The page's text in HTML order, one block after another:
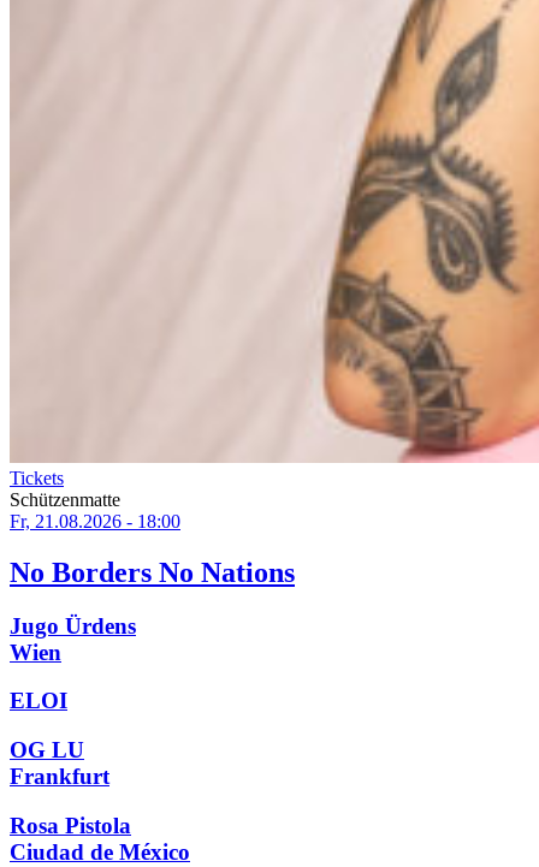
Tickets
Schützenmatte
Fr, 21.08.2026 - 18:00
No Borders No Nations
Jugo Ürdens
Wien
ELOI
OG LU
Frankfurt
Rosa Pistola
Ciudad de México